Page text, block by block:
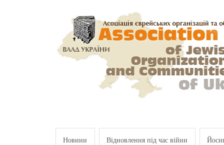
Новини Відновлення під час війни